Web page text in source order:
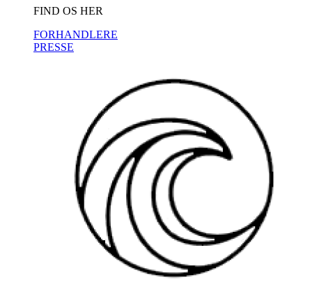
FIND OS HER
FORHANDLERE
PRESSE